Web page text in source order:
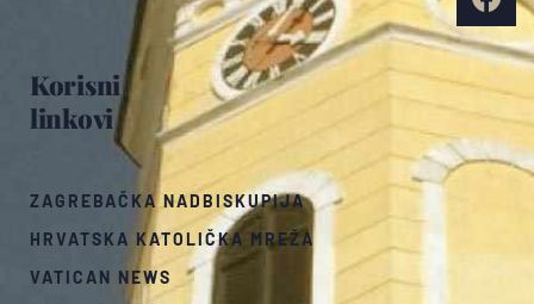
Korisni
linkovi
ZAGREBAČKA NADBISKUPIJA
HRVATSKA KATOLIČKA MREŽA
VATICAN NEWS